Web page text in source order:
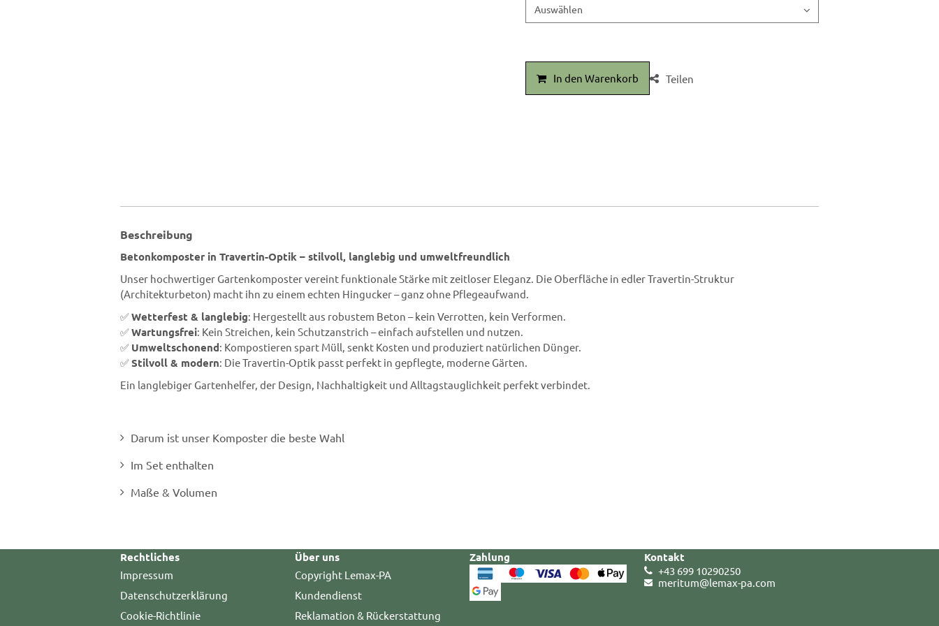
In den Warenkorb Teilen
Beschreibung
Betonkomposter in Travertin-Optik – stilvoll, langlebig und umweltfreundlich
Unser hochwertiger Gartenkomposter vereint funktionale Stärke mit zeitloser Eleganz. Die Oberfläche in edler Travertin-Struktur
(Architekturbeton) macht ihn zu einem echten Hingucker – ganz ohne Pflegeaufwand.
✅Wetterfest & langlebig: Hergestellt aus robustem Beton – kein Verrotten, kein Verformen.
✅Wartungsfrei: Kein Streichen, kein Schutzanstrich – einfach aufstellen und nutzen.
✅ Umweltschonend: Kompostieren spart Müll, senkt Kosten und produziert natürlichen Dünger.
✅Stilvoll & modern: Die Travertin-Optik passt perfekt in gepflegte, moderne Gärten.
Ein langlebiger Gartenhelfer, der Design, Nachhaltigkeit und Alltagstauglichkeit perfekt verbindet.
Darum ist unser Komposter die beste Wahl
Im Set enthalten
Maße & Volumen
Rechtliches
Impressum
Datenschutzerklärung
Cookie-Richtlinie
Über uns
Copyright Lemax-PA
Kundendienst
Reklamation & Rückerstattung
Zahlung Kontakt
+43 699 10290250
meritum@lemax-pa.com